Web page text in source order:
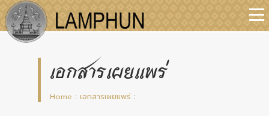
เอกสารเผยแพร่
Home : เอกสารเผยแพร่ :